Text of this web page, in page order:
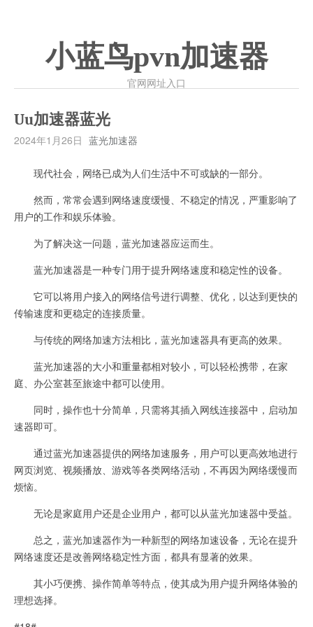
小蓝鸟pvn加速器
官网网址入口
Uu加速器蓝光
2024年1月26日 蓝光加速器
现代社会，网络已成为人们生活中不可或缺的一部分。
然而，常常会遇到网络速度缓慢、不稳定的情况，严重影响了
用户的工作和娱乐体验。
为了解决这一问题，蓝光加速器应运而生。
蓝光加速器是一种专门用于提升网络速度和稳定性的设备。
它可以将用户接入的网络信号进行调整、优化，以达到更快的
传输速度和更稳定的连接质量。
与传统的网络加速方法相比，蓝光加速器具有更高的效果。
蓝光加速器的大小和重量都相对较小，可以轻松携带，在家
庭、办公室甚至旅途中都可以使用。
同时，操作也十分简单，只需将其插入网线连接器中，启动加
速器即可。
通过蓝光加速器提供的网络加速服务，用户可以更高效地进行
网页浏览、视频播放、游戏等各类网络活动，不再因为网络缓慢而
烦恼。
无论是家庭用户还是企业用户，都可以从蓝光加速器中受益。
总之，蓝光加速器作为一种新型的网络加速设备，无论在提升
网络速度还是改善网络稳定性方面，都具有显著的效果。
其小巧便携、操作简单等特点，使其成为用户提升网络体验的
理想选择。